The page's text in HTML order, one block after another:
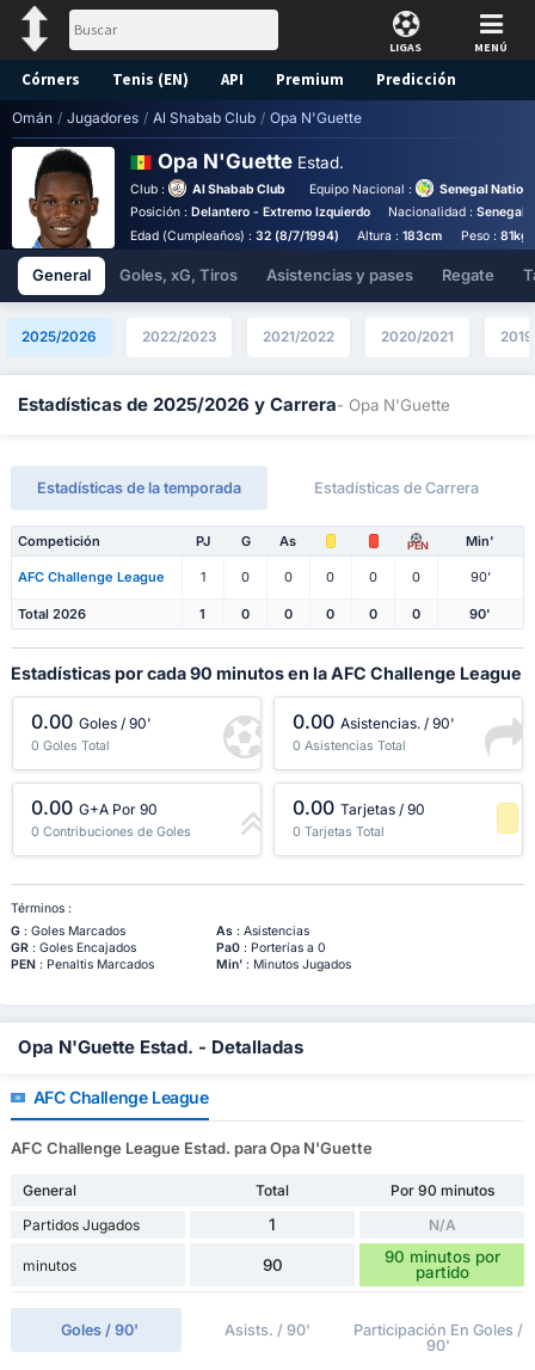
LIGAS MENÚ
Córners Tenis (EN) API Premium Predicción
Omán / Jugadores / Al Shabab Club / Opa N'Guette
Opa N'Guette Estad.
Club : Al Shabab Club Equipo Nacional :
Senegal
Posición : Delantero - Extremo Izquierdo Nacionalidad :Senegal
Edad (Cumpleaños) : 32 (8/7/1994) Altura :183cm Peso : 81kg
General Goles, xG, Tiros Asistencias y pases Regate
2025/2026 2022/2023 2021/2022 2020/2021
Estadísticas de 2025/2026 y Carrera- Opa N'Guette
Estadísticas de la temporada Estadísticas de Carrera
Competición PJ G As PEN Min'
AFC Challenge League 1 0 0 0 0 0 90'
Total 2026 1 0 0 0 0 0 90'
Estadísticas por cada 90 minutos en la AFC Challenge League
0.00 Goles / 90'
0 Goles Total
0.00 Asistencias. / 90'
0 Asistencias Total
0.00 G+A Por 90
0 Contribuciones de Goles
0.00 Tarjetas / 90
0 Tarjetas Total
-1 Percentil
Términos :
G: Goles Marcados As: Asistencias
GR: Goles Encajados Pa0: Porterías a 0
PEN : Penaltis Marcados Min': Minutos Jugados
Opa N'Guette Estad. - Detalladas
AFC Challenge League
AFC Challenge League Estad. para Opa N'Guette
General Total
Por 90 minutos
Partidos Jugados
1 N/A
minutos 90
90 minutos por
partido
Goles / 90' Asists. / 90'
Participación En Goles /
90'